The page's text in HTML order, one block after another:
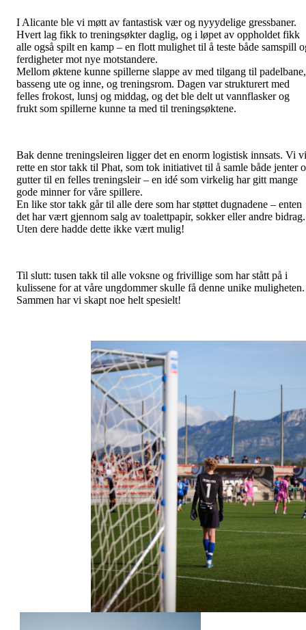
I Alicante ble vi møtt av fantastisk vær og nyyydelige gressbaner.
Hvert lag fikk to treningsøkter daglig, og i løpet av oppholdet fikk
alle også spilt en kamp – en flott mulighet til å teste både samspill
ferdigheter mot nye motstandere.
Mellom øktene kunne spillerne slappe av med tilgang til padelbane,
basseng ute og inne, og treningsrom. Dagen var strukturert med
felles frokost, lunsj og middag, og det ble delt ut vannflasker og
frukt som spillerne kunne ta med til treningsøktene.
Bak denne treningsleiren ligger det en enorm logistisk innsats. Vi
rette en stor takk til Phat, som tok initiativet til å samle både jenter
gutter til en felles treningsleir – en idé som virkelig har gitt mange
gode minner for våre spillere.
En like stor takk går til alle dere som har støttet dugnadene – enten
det har vært gjennom salg av toalettpapir, sokker eller andre bidrag.
Uten dere hadde dette ikke vært mulig!
Til slutt: tusen takk til alle voksne og frivillige som har stått på i
kulissene for at våre ungdommer skulle få denne unike muligheten.
Sammen har vi skapt noe helt spesielt!